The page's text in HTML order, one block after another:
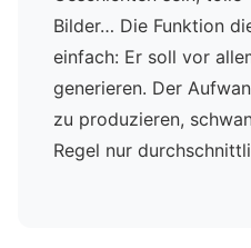
Bilder… Die Funktion
einfach: Er soll vor
generieren. Der
zu produzieren,
Regel nur